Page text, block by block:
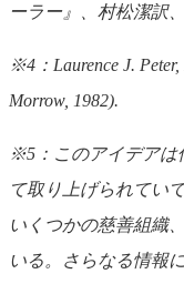
ーラー』、村松潔訳
※4：Laurence J. Peter,
Morrow, 1982).
※5：このアイデアは
て取り上げられてい
いくつかの慈善組織
いる。さらなる情報